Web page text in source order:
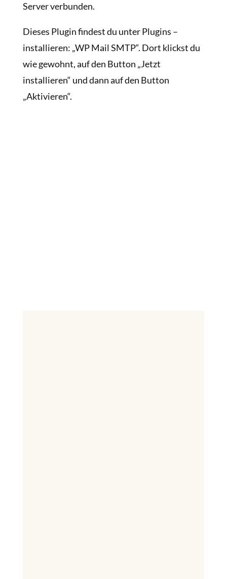
Server verbunden.
Dieses Plugin findest du unter Plugins –
installieren: „WP Mail SMTP“. Dort klickst du
wie gewohnt, auf den Button „Jetzt
installieren“ und dann auf den Button
„Aktivieren“.